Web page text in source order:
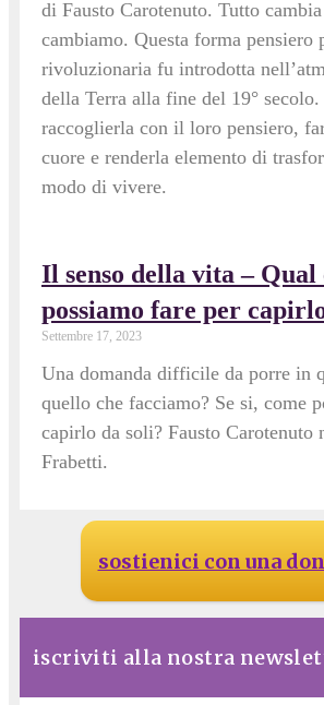
di Fausto Carotenuto. Tutto cambia
cambiamo. Questa forma pensiero
rivoluzionaria fu introdotta
della Terra alla fine del 19°
raccoglierla con il loro pensiero,
cuore e renderla elemento di
modo di vivere.
Il senso della vita – Qual
possiamo fare per
Settembre 17, 2023
Una domanda difficile da porre in
quello che facciamo? Se si, come
capirlo da soli? Fausto Carotenuto
Frabetti.
sostienici con una
iscriviti alla nostra